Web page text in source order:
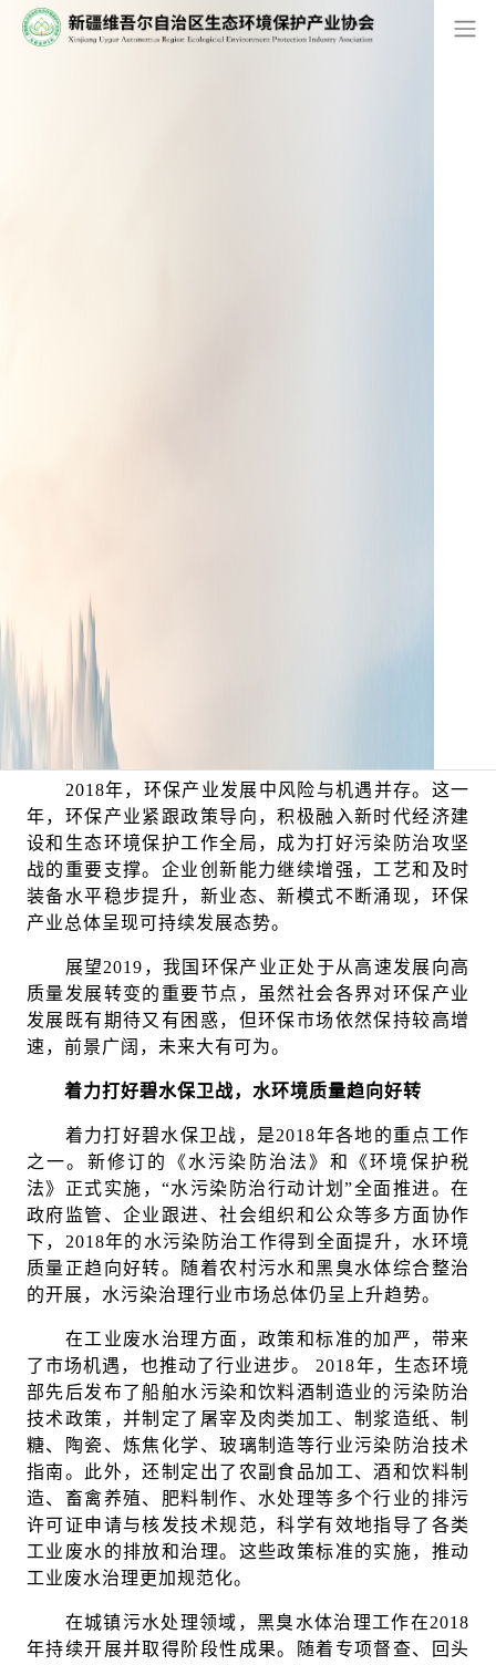
平生态文明思想。这一年，全面打响污染防治攻坚
“回头看”成效显著，推动解决了一大批多年来想解决
而没有解决的生态环境问题。环保压力得到有效传
导，相关法规政策逐步完善，各级政府和相关行业企
业治污动力显著提升。
2018年，环保产业发展中风险与机遇并存。这一
年，环保产业紧跟政策导向，积极融入新时代经济建
设和生态环境保护工作全局，成为打好污染防治攻坚
战的重要支撑。企业创新能力继续增强，工艺和及时
装备水平稳步提升，新业态、新模式不断涌现，环保
产业总体呈现可持续发展态势。
展望2019，我国环保产业正处于从高速发展向高
质量发展转变的重要节点，虽然社会各界对环保产业
发展既有期待又有困惑，但环保市场依然保持较高增
速，前景广阔，未来大有可为。
着力打好碧水保卫战，水环境质量趋向好转
着力打好碧水保卫战，是2018年各地的重点工作
之一。新修订的《水污染防治法》和《环境保护税
法》正式实施，“水污染防治行动计划”全面推进。在
政府监管、企业跟进、社会组织和公众等多方面协作
下，2018年的水污染防治工作得到全面提升，水环境
质量正趋向好转。随着农村污水和黑臭水体综合整治
的开展，水污染治理行业市场总体仍呈上升趋势。
在工业废水治理方面，政策和标准的加严，带来
了市场机遇，也推动了行业进步。 2018年，生态环境
部先后发布了船舶水污染和饮料酒制造业的污染防治
技术政策，并制定了屠宰及肉类加工、制浆造纸、制
糖、陶瓷、炼焦化学、玻璃制造等行业污染防治技术
指南。此外，还制定出了农副食品加工、酒和饮料制
造、畜禽养殖、肥料制作、水处理等多个行业的排污
许可证申请与核发技术规范，科学有效地指导了各类
工业废水的排放和治理。这些政策标准的实施，推动
工业废水治理更加规范化。
在城镇污水处理领域，黑臭水体治理工作在2018
年持续开展并取得阶段性成果。随着专项督查、回头